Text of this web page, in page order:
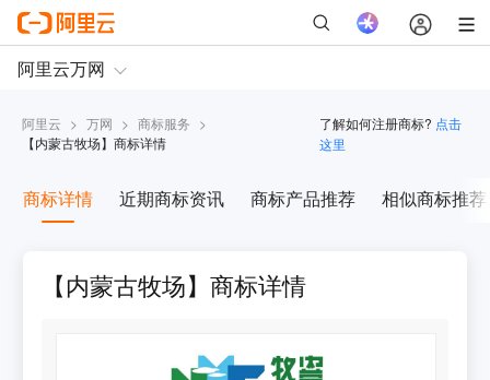
阿里云 > 万网 > 商标服务 >
【内蒙古牧场】商标详情
了解如何注册商标? 点击
这里
商标详情 近期商标资讯 商标产品推荐 相似商标推荐
【内蒙古牧场】商标详情